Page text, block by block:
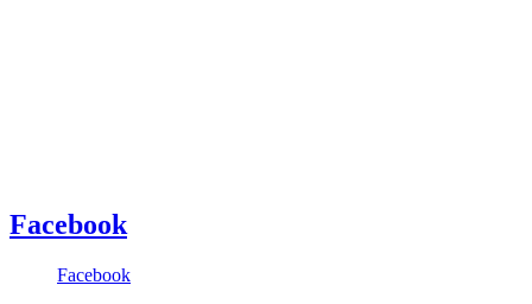
Facebook
Facebook